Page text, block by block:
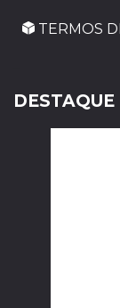
TERMOS
DESTAQUE